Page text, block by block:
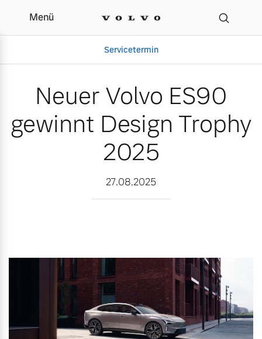
Neuer Volvo ES90
Menü
Servicetermin
Aktuelle Zubehörangebote
Volvo Gebrauchtwagenbörse
Gebrauchtwagen
Aktuelle Zubehörangebote
Unser Team
Unsere News & Events
Neuer Volvo ES90
gewinnt Design Trophy
2025
27.08.2025